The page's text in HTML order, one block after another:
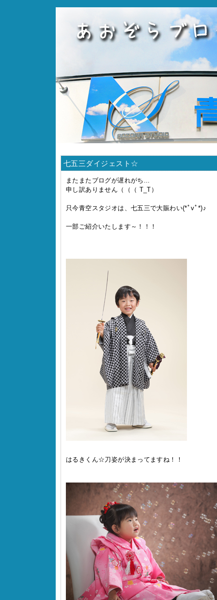
七五三ダイジェスト☆
またまたブログが遅れがち...
申し訳ありません（（（ T_T）
只今青空スタジオは、七五三で大賑わい(*ﾟvﾟ*)♪
一部ご紹介いたします～！！！
はるきくん☆刀姿が決まってますね！！